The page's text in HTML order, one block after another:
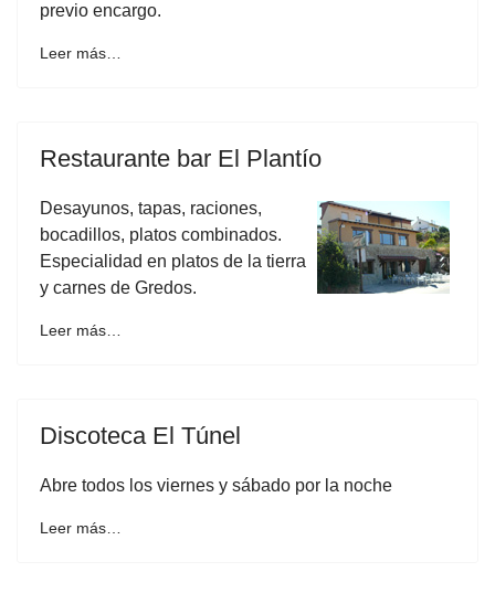
previo encargo.
Leer más…
Restaurante bar El Plantío
Desayunos, tapas, raciones,
bocadillos, platos combinados.
Especialidad en platos de la tierra
y carnes de Gredos.
Leer más…
Discoteca El Túnel
Abre todos los viernes y sábado por la noche
Leer más…